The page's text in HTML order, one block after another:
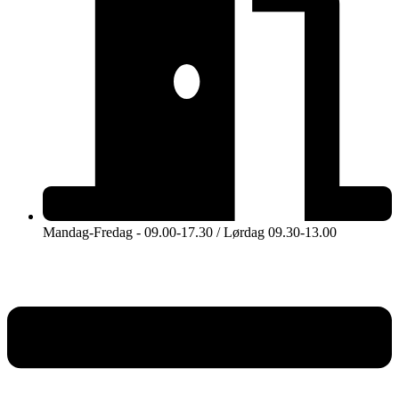
Mandag-Fredag - 09.00-17.30 / Lørdag 09.30-13.00